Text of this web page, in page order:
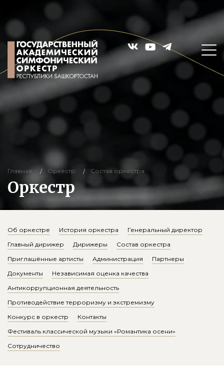
Главная Оркестр Состав оркестра
Оркестр
Об оркестре История оркестра
Генеральный директор
Главный дирижер
Дирижеры
Состав оркестра
Приглашённые артисты
Администрация
Партнеры
Документы
Независимая оценка качества
Антикоррупционная деятельность
Противодействие терроризму и экстремизму
Конкурс в оркестр
Контакты
Фестиваль классической музыки «Романтика осени»
Сотрудничество